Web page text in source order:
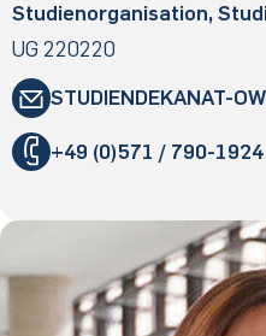
Studienorganisation,
UG 220220
STUDIENDEKANAT-
+49 (0)571 / 790-1924